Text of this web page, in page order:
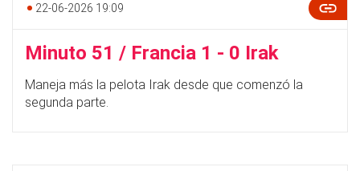
22-06-2026 19:09
Minuto 51 / Francia 1 - 0 Irak
Maneja más la pelota Irak desde que comenzó la
segunda parte.